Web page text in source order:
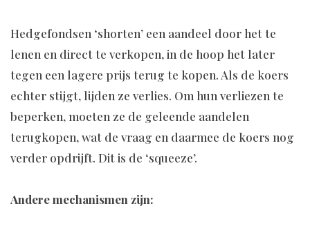
Hedgefondsen ‘shorten’ een aandeel door het te
lenen en direct te verkopen, in de hoop het later
tegen een lagere prijs terug te kopen. Als de koers
echter stijgt, lijden ze verlies. Om hun verliezen te
beperken, moeten ze de geleende aandelen
terugkopen, wat de vraag en daarmee de koers nog
verder opdrijft. Dit is de ‘squeeze’.
Andere mechanismen zijn: